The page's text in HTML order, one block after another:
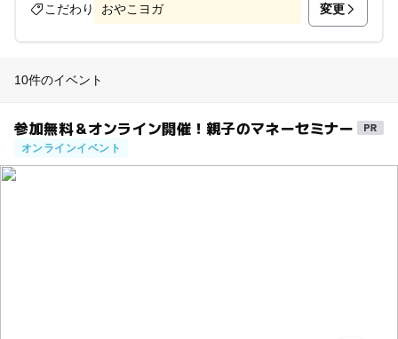
こだわり おやこヨガ 変更
10件のイベント
参加無料＆オンライン開催！親子のマネーセミナー
オンラインイベント